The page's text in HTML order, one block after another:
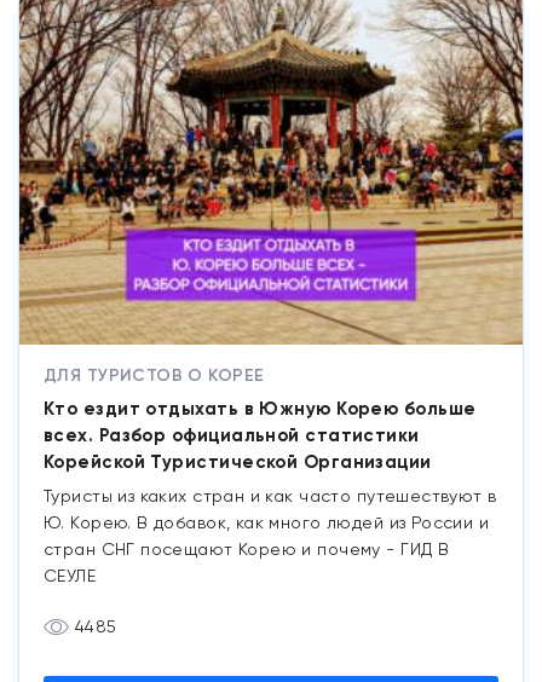
ДЛЯ ТУРИСТОВ О КОРЕЕ
Кто ездит отдыхать в Южную Корею больше
всех. Разбор официальной статистики
Корейской Туристической Организации
Туристы из каких стран и как часто путешествуют в
Ю. Корею. В добавок, как много людей из России и
стран СНГ посещают Корею и почему - ГИД В
СЕУЛЕ
4485